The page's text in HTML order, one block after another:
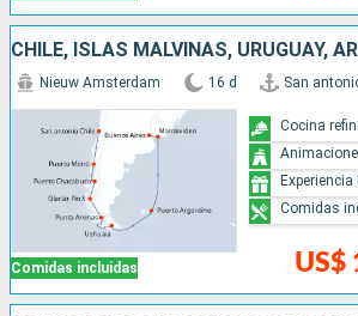
Comidas incluidas
Nieuw Amsterdam 16 d San
US$
Cocina
Comidas